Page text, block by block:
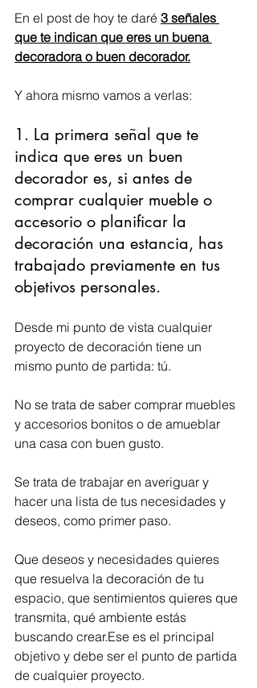
En el post de hoy te daré 3 señales
que te indican que eres un buena
decoradora o buen decorador.
Y ahora mismo vamos a verlas:
1. La primera señal que te
indica que eres un buen
decorador es, si antes de
comprar cualquier mueble o
accesorio o planificar la
decoración una estancia, has
trabajado previamente en tus
objetivos personales.
Desde mi punto de vista cualquier
proyecto de decoración tiene un
mismo punto de partida: tú.
No se trata de saber comprar muebles
y accesorios bonitos o de amueblar
una casa con buen gusto.
Se trata de trabajar en averiguar y
hacer una lista de tus necesidades y
deseos, como primer paso.
Que deseos y necesidades quieres
que resuelva la decoración de tu
espacio, que sentimientos quieres que
transmita, qué ambiente estás
buscando crear.Ese es el principal
objetivo y debe ser el punto de partida
de cualquier proyecto.